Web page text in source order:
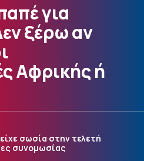
για
ξέρω αν
Αφρικής ή
σωσία στην τελετή
συνομωσίας